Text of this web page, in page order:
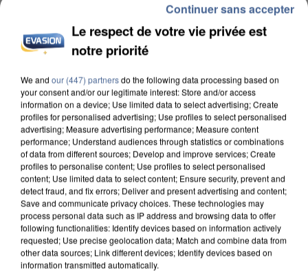
INCENDIES : L’ÎLE-DE-FRANCE LANCE UN ÉLAN
DE SOLIDARITÉ AVEC LES...
Le respect de votre vie privée est
notre priorité
We and our (447) partnersdo the following data processing based on
your consent and/or our legitimate interest: Store and/or access
information on a device; Use limited data to select advertising; Create
profiles for personalised advertising; Use profiles to select personalised
advertising; Measure advertising performance; Measure content
performance; Understand audiences through statistics or combinations
of data from different sources; Develop and improve services; Create
profiles to personalise content; Use profiles to select personalised
content; Use limited data to select content; Ensure security, prevent and
detect fraud, and fix errors; Deliver and present advertising and content;
Save and communicate privacy choices. These technologies may
process personal data such as IP address and browsing data to offer
following functionalities: Identify devices based on information actively
requested; Use precise geolocation data; Match and combine data from
other data sources; Link different devices; Identify devices based on
information transmitted automatically.
Continuer sans accepter